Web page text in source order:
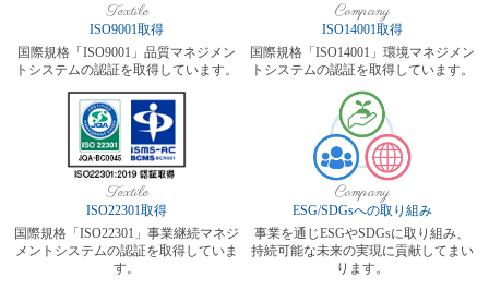
Textile
ISO9001取得
国際規格「ISO9001」品質マネジメン
トシステムの認証を取得しています。
Company
ISO14001取得
国際規格「ISO14001」環境マネジメン
トシステムの認証を取得しています。
Textile
ISO22301取得
国際規格「ISO22301」事業継続マネジ
メントシステムの認証を取得していま
す。
Company
ESG/SDGsへの取り組み
事業を通じESGやSDGsに取り組み、
持続可能な未来の実現に貢献してまい
ります。